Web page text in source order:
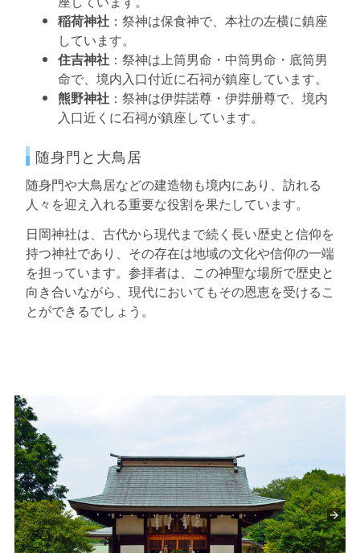
稲荷神社 ：祭神は保食神で、本社の左横に鎮座
しています。
住吉神社 ：祭神は上筒男命・中筒男命・底筒男
命で、境内入口付近に石祠が鎮座しています。
熊野神社 ：祭神は伊弉諾尊・伊弉册尊で、境内
入口近くに石祠が鎮座しています。
随身門と大鳥居
随身門や大鳥居などの建造物も境内にあり、訪れる
人々を迎え入れる重要な役割を果たしています。
日岡神社は、古代から現代まで続く長い歴史と信仰を
持つ神社であり、その存在は地域の文化や信仰の一端
を担っています。参拝者は、この神聖な場所で歴史と
向き合いながら、現代においてもその恩恵を受けるこ
とができるでしょう。